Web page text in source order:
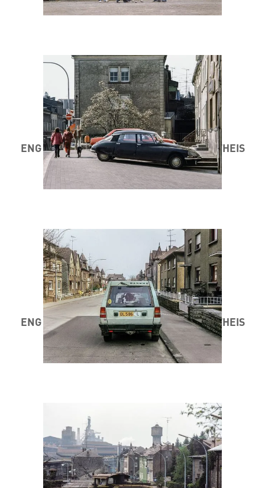
ENG STAD AM MINETT 1984 / 85 ® MARC THEIS
ENG STAD AM MINETT 1984 / 85 ® MARC THEIS